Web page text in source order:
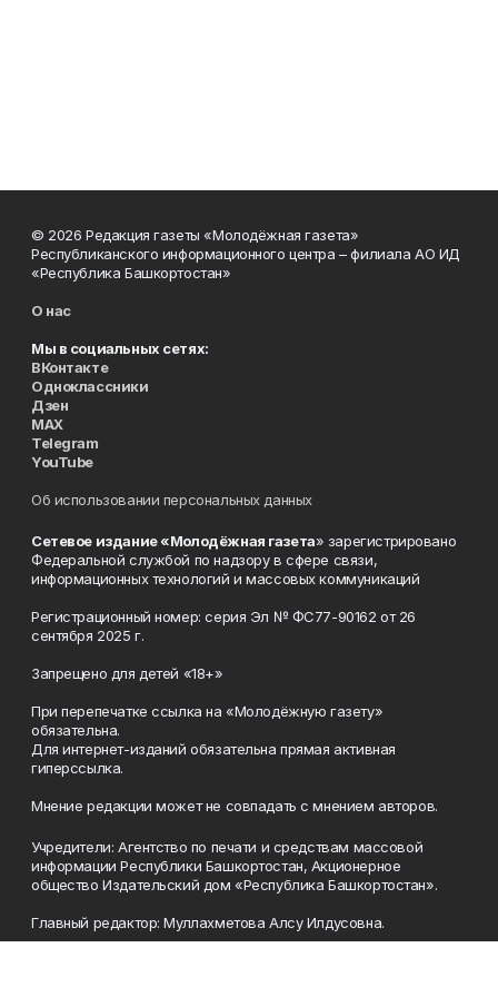
© 2026 Редакция газеты «Молодёжная газета»
Республиканского информационного центра – филиала АО ИД
«Республика Башкортостан»
О нас
Мы в социальных сетях:
ВКонтакте
Одноклассники
Дзен
MAX
Telegram
YouTube
Об использовании персональных данных
Сетевое издание «Молодёжная газета» зарегистрировано
Федеральной службой по надзору в сфере связи,
информационных технологий и массовых коммуникаций
Регистрационный номер: серия Эл № ФС77-90162 от 26
сентября 2025 г.
Запрещено для детей «18+»
При перепечатке ссылка на «Молодёжную газету»
обязательна.
Для интернет-изданий обязательна прямая активная
гиперссылка.
Мнение редакции может не совпадать с мнением авторов.
Учредители: Агентство по печати и средствам массовой
информации Республики Башкортостан, Акционерное
общество Издательский дом «Республика Башкортостан».
Главный редактор: Муллахметова Алсу Илдусовна.